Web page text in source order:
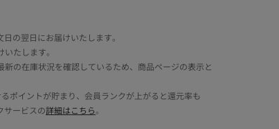
の翌日にお届けいたします。
たします。
の在庫状況を確認しているため、商品ページの表示と
ポイントが貯まり、会員ランクが上がると還元率も
サービスの詳細はこちら。